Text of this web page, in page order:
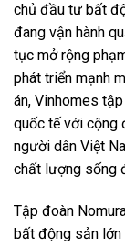
chủ đầu tư bất
đang vận hành
tục mở rộng
phát triển mạnh
án, Vinhomes
quốc tế với cộng
người dân Việt
chất lượng sống
Tập đoàn
bất động sản